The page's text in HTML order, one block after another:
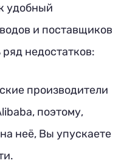
удобный
и поставщиков
недостатков:
производители
поэтому,
неё, Вы упускаете